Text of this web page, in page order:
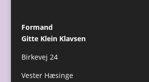
Formand
Gitte Klein Klavsen
Birkevej 24
Vester Hæsinge